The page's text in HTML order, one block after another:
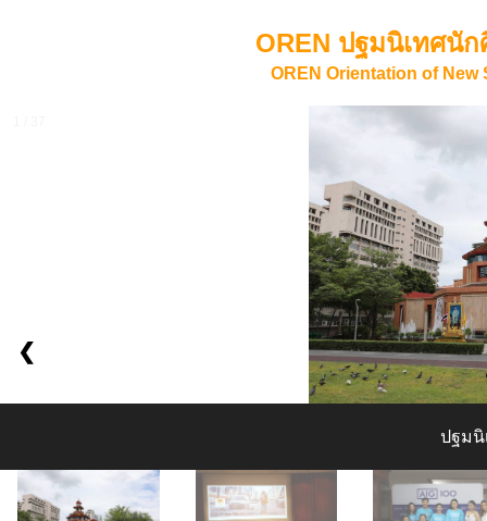
OREN ปฐมนิเทศนั
OREN Orientation of New
❮
ปฐมนิ